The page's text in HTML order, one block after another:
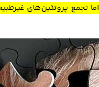
تجمع پروتئین‌های